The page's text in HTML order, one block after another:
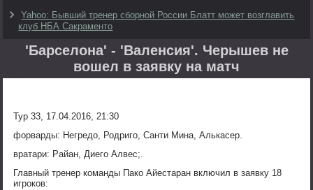
Yahoo: Бывший тренер сборной России Блатт может возглавить
клуб НБА Сакраменто
'Барселона' - 'Валенсия'. Черышев не
вошел в заявку на матч
Тур 33, 17.04.2016, 21:30
форварды: Негредо, Родриго, Санти Мина, Алькасер.
вратари: Райан, Диего Алвес;.
Главный тренер команды Пако Айестаран включил в заявку 18
игроков: